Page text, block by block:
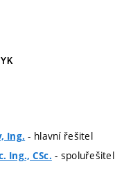
Ing. - hlavní řešitel
Ing., CSc. - spoluřešitel